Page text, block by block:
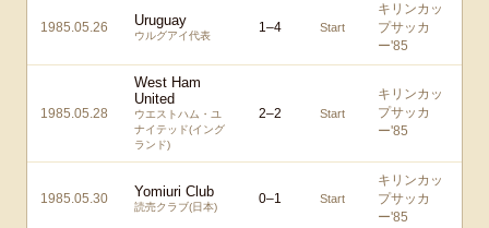
1985.05.26 Uruguay
ウルグアイ代表
1–4 Start
キリンカッ
プサッカ
ー'85
1985.05.28
West Ham
United
ウエストハム・ユ
ナイテッド(イング
ランド)
2–2 Start
キリンカッ
プサッカ
ー'85
1985.05.30 Yomiuri Club
読売クラブ(日本)
0–1 Start
キリンカッ
プサッカ
ー'85